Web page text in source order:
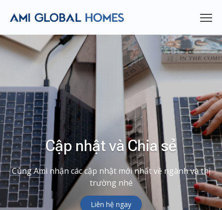
Cập nhật và Chia sẻ
Cùng Ami nhận các cập nhật mới nhất về ngành và thị
trường nhé
Liên hệ ngay